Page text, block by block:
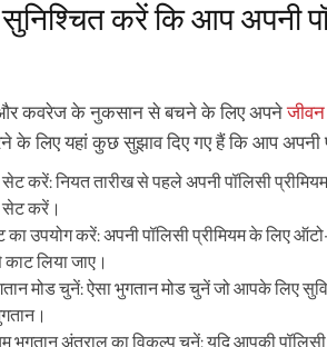
करें कि आप अपनी
कवरेज के नुकसान से बचने के लिए अपनेजीवन
के लिए यहां कुछ सुझाव दिए गए हैं कि आप अपनी
करें: नियत तारीख से पहले अपनी पॉलिसी
सेट करें।
उपयोग करें: अपनी पॉलिसी प्रीमियम के लिए
लिया जाए।
मोड चुनें: ऐसा भुगतान मोड चुनें जो आपके लिए
भुगतान अंतराल का विकल्प चुनें: यदि आपकी